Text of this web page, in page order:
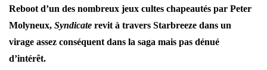
Reboot d’un des nombreux jeux cultes chapeautés par Peter
Molyneux, Syndicate revit à travers Starbreeze dans un
virage assez conséquent dans la saga mais pas dénué
d’intérêt.